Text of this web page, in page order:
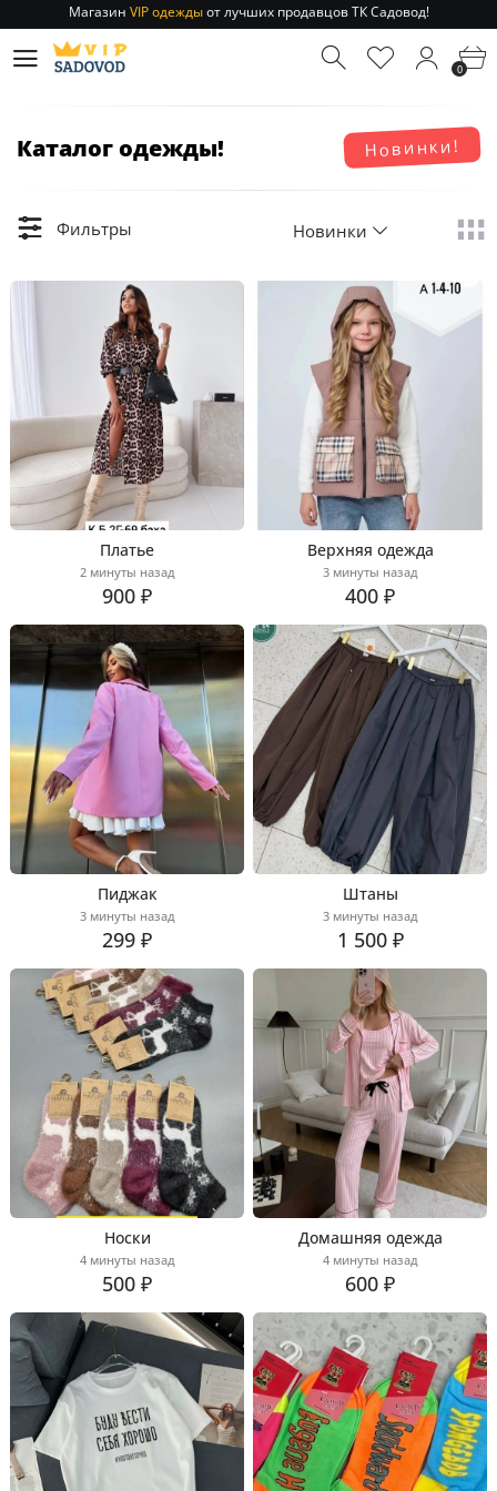
Отправление заказа 1-3 дняпо РФ и МСК!
Магазин
от лучших продавцов ТК Садовод!
0
Новинки!
Каталог одежды!
Фильтры Новинки
Платье
2 минуты назад
900 ₽
Верхняя одежда
3 минуты назад
400 ₽
Пиджак
3 минуты назад
299 ₽
Штаны
3 минуты назад
1 500 ₽
Носки
4 минуты назад
500 ₽
Домашняя одежда
4 минуты назад
600 ₽